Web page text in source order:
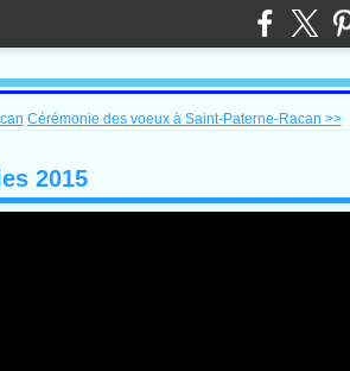
Cérémonie des voeux à Saint-Paterne-Racan >>
2015